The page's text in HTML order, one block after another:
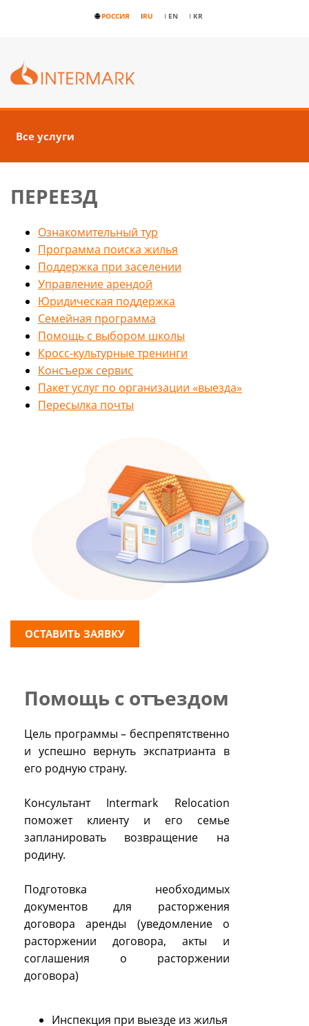
🌐РОССИЯ IRU I EN I KR
Все услуги
ПЕРЕЕЗД
Ознакомительный тур
Программа поиска жилья
Поддержка при заселении
Управление арендой
Юридическая поддержка
Семейная программа
Помощь с выбором школы
Кросс-культурные тренинги
Консъерж сервис
Пакет услуг по организации «выезда»
Пересылка почты
ОСТАВИТЬ ЗАЯВКУ
Помощь с отъездом
Цель программы – беспрепятственно
и успешно вернуть экспатрианта в
его родную страну.
Консультант Intermark Relocation
поможет клиенту и его семье
запланировать возвращение на
родину.
Подготовка необходимых
документов для расторжения
договора аренды (уведомление о
расторжении договора, акты и
соглашения о расторжении
договора)
Инспекция при выезде из жилья